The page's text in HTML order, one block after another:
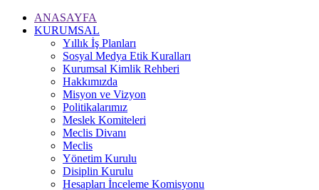
ANASAYFA
KURUMSAL
Yıllık İş Planları
Sosyal Medya Etik Kuralları
Kurumsal Kimlik Rehberi
Hakkımızda
Misyon ve Vizyon
Politikalarımız
Meslek Komiteleri
Meclis Divanı
Meclis
Yönetim Kurulu
Disiplin Kurulu
Hesapları İnceleme Komisyonu